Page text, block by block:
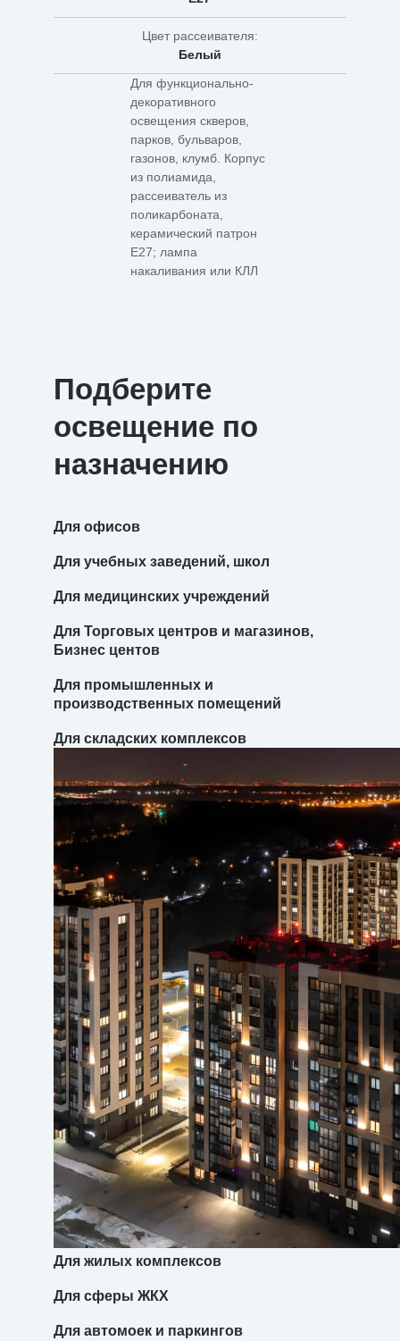
Цвет рассеивателя:
Белый
Для функционально-
декоративного
освещения скверов,
парков, бульваров,
газонов, клумб. Корпус
из полиамида,
рассеиватель из
поликарбоната,
керамический патрон
Е27; лампа
накаливания или КЛЛ
Подберите
освещение по
назначению
Для офисов
Для учебных заведений, школ
Для медицинских учреждений
Для Торговых центров и магазинов,
Бизнес центов
Для промышленных и
производственных помещений
Для складских комплексов
Для жилых комплексов
Для сферы ЖКХ
Для автомоек и паркингов